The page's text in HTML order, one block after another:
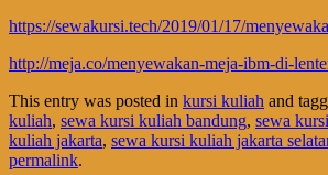
https://sewakursi.tech/2019/01/17/
http://meja.co/menyewakan-meja-ibm-di-
This entry was posted in kursi kuliah and
kuliah, sewa kursi kuliah bandung, sewa
kuliah jakarta, sewa kursi kuliah jakarta
permalink.